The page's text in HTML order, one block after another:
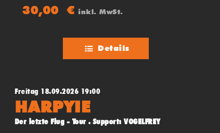
des Musikers.
30,00€ inkl. MwSt.
Details
Freitag 18.09.2026 19:00
HARPYIE
Der letzte Flug - Tour . Support: VOGELFREY